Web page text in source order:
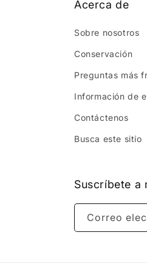
Acerca de
Sobre nosotros
Conservación
Preguntas más
Información de
Contáctenos
Busca este sitio
Suscríbete a
Correo